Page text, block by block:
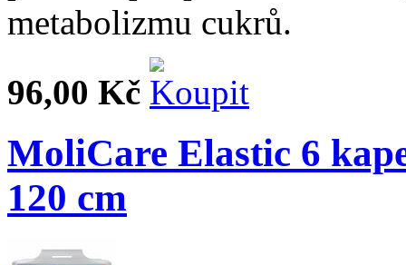
metabolizmu cukrů.
96,00 Kč
MoliCare Elastic 6
120 cm